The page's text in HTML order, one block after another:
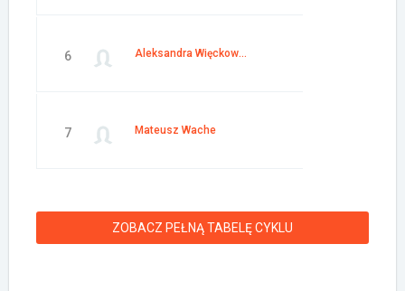
6 Aleksandra Więckowska
7 Mateusz Wache
ZOBACZ PEŁNĄ TABELĘ CYKLU